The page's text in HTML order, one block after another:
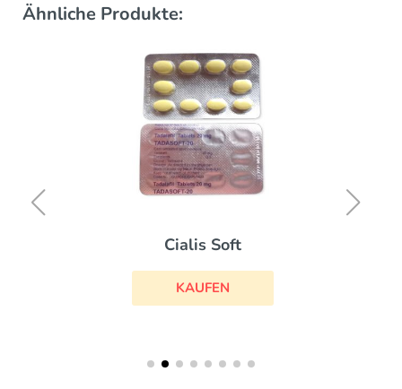
Ähnliche Produkte:
Cialis Soft
KAUFEN